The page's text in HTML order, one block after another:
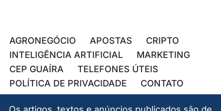
AGRONEGÓCIO APOSTAS
CRIPTO
INTELIGÊNCIA ARTIFICIAL
MARKETING
CEP GUAÍRA
TELEFONES ÚTEIS
POLÍTICA DE PRIVACIDADE
CONTATO